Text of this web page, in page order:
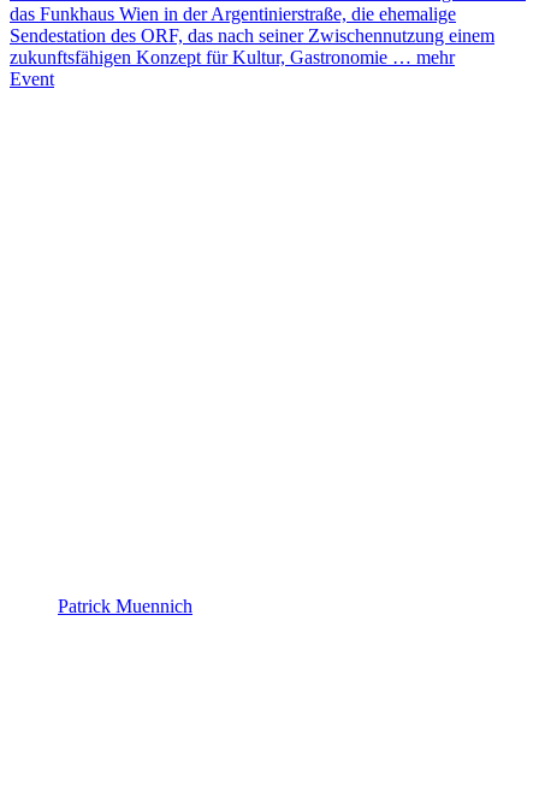
das Funkhaus Wien in der Argentinierstraße, die ehemalige
Sendestation des ORF, das nach seiner Zwischennutzung einem
zukunftsfähigen Konzept für Kultur, Gastronomie … mehr
Event
Patrick Muennich